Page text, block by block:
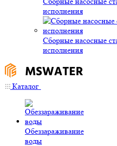
исполнения
Сборные насосные
исполнения
Каталог
Обеззараживание
воды